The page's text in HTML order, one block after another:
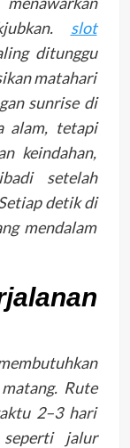
slot
ditunggu
matahari
sunrise di
alam, tetapi
keindahan,
setelah
detik di
mendalam
Rute
2–3 hari
jalur